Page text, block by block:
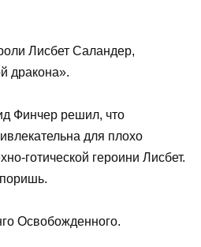
Лисбет Саландер,
дракона».
Финчер решил, что
для плохо
готической героини Лисбет.
Освобожденного.